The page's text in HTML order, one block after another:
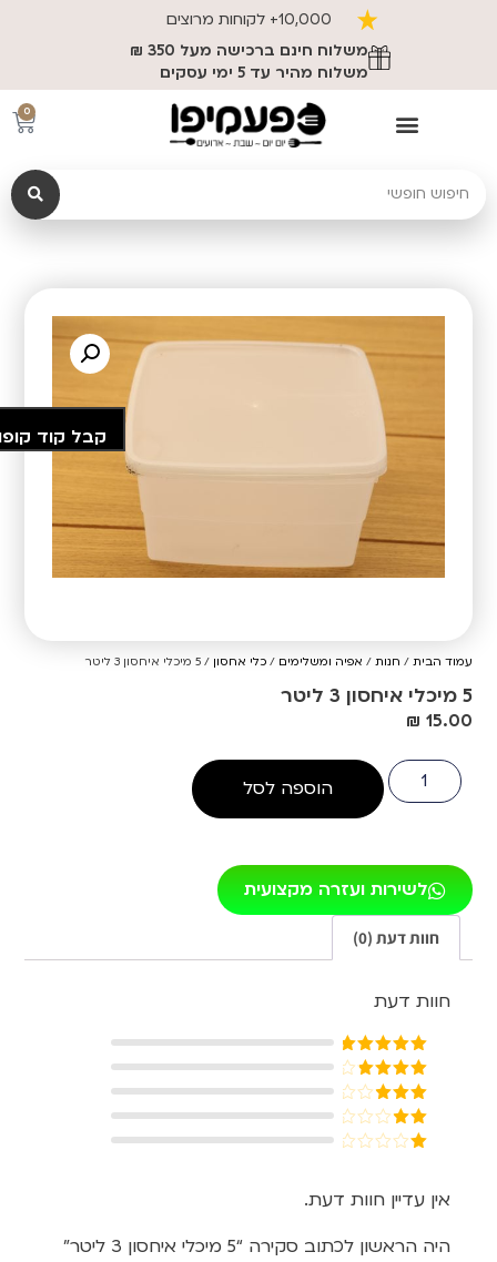
10,000+ לקוחות מרוצים
משלוח חינם ברכישה מעל 350 ₪
משלוח מהיר עד 5 ימי עסקים
0
עמוד הבית / חנות / אפיה ומשלימים /כלי אחסון / 5 מיכלי איחסון 3 ליטר
5 מיכלי איחסון 3 ליטר
₪ 15.00
הוספה לסל
לשירות ועזרה מקצועית
חוות דעת (0)
חוות דעת
דורג5מתוך
5
דורג4
מתוך 5
דורג3
מתוך 5
דורג
מתוך
5
אין עדיין חוות דעת.
היה הראשון לכתוב סקירה “5 מיכלי איחסון 3 ליטר”
קבל קוד